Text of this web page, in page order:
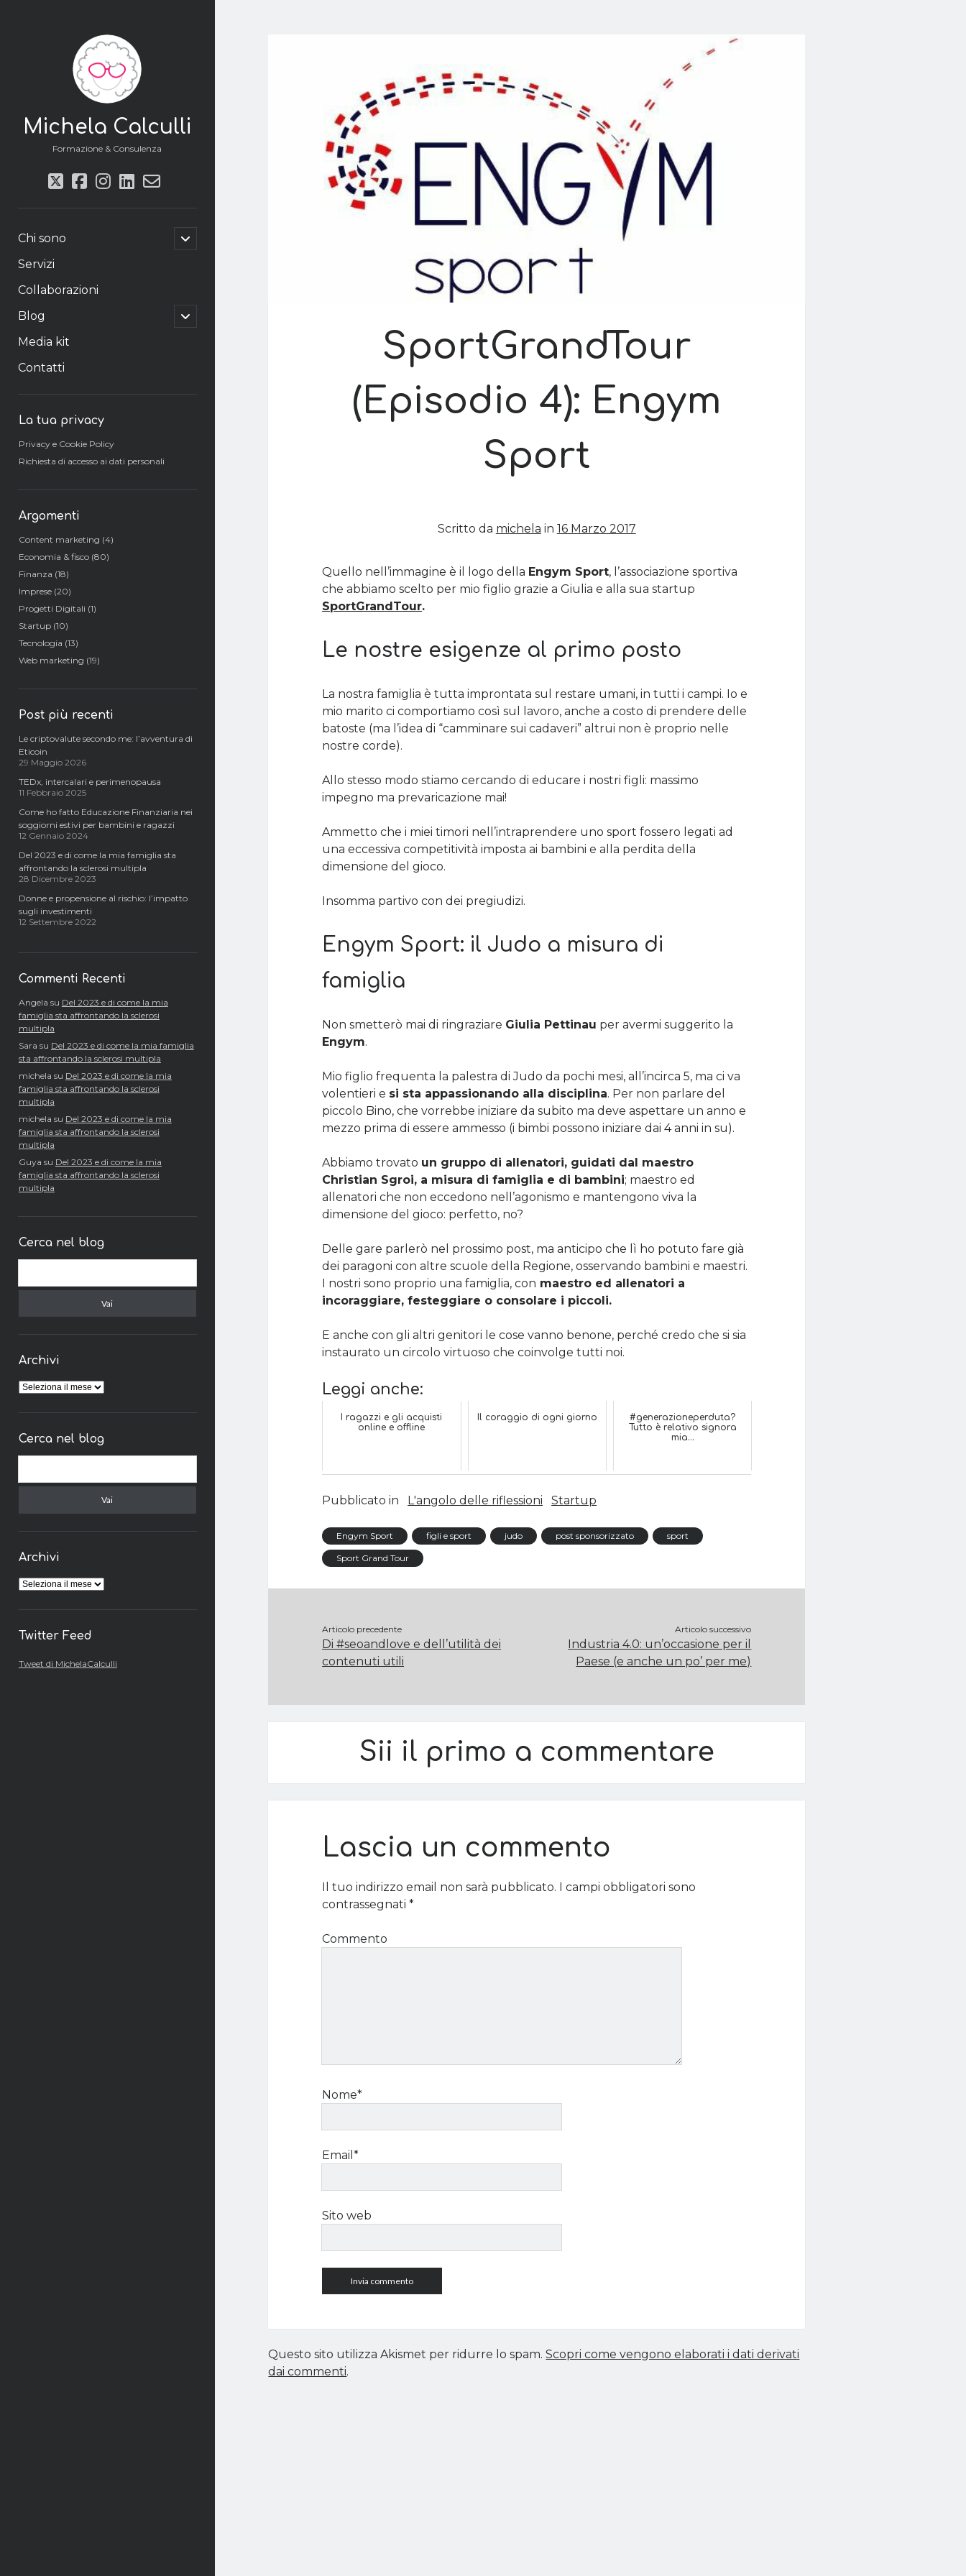
Michela Calculli
Formazione & Consulenza
twitter
facebook
instagram
linkedin
email-
Chi sono
apri
il
Servizi
Collaborazioni
Blog
apri
il
Media kit
Contatti
laterale
La tua privacy
Privacy e Cookie Policy
Richiesta di accesso ai dati personali
Argomenti
Content marketing (4)
Economia & fisco(80)
Finanza (18)
Imprese(20)
Progetti Digitali (1)
Startup(10)
Tecnologia (13)
Web marketing (19)
Post più recenti
Le criptovalute secondo me: l’avventura di
Eticoin
29 Maggio 2026
TEDx, intercalari e perimenopausa
11 Febbraio 2025
Come ho fatto Educazione Finanziaria nei
soggiorni estivi per bambini e ragazzi
12 Gennaio 2024
Del 2023 e di come la mia famiglia sta
affrontando la sclerosi multipla
28 Dicembre 2023
Donne e propensione al rischio: l’impatto
sugli investimenti
12 Settembre 2022
Commenti Recenti
Angela su Del 2023 e di come la mia
famiglia sta affrontando la sclerosi
multipla
Sara su Del 2023 e di come la mia famiglia
sta affrontando la sclerosi multipla
michela su Del 2023 e di come la mia
famiglia sta affrontando la sclerosi
multipla
michela su Del 2023 e di come la mia
famiglia sta affrontando la sclerosi
multipla
Guya su Del 2023 e di come la mia
famiglia sta affrontando la sclerosi
multipla
Cerca nel blog
Archivi
Archivi
Cerca nel blog
Archivi
Archivi
Twitter Feed
Tweet di MichelaCalculli
SportGrandTour
(Episodio 4): Engym
Sport
Scritto da michela in 16 Marzo 2017
Quello nell’immagine è il logo della Engym Sport, l’associazione sportiva
che abbiamo scelto per mio figlio grazie a Giulia e alla sua startup
SportGrandTour.
Le nostre esigenze al primo posto
La nostra famiglia è tutta improntata sul restare umani, in tutti i campi. Io e
mio marito ci comportiamo così sul lavoro, anche a costo di prendere delle
batoste (ma l’idea di “camminare sui cadaveri” altrui non è proprio nelle
nostre corde).
Allo stesso modo stiamo cercando di educare i nostri figli: massimo
impegno ma prevaricazione mai!
Ammetto che i miei timori nell’intraprendere uno sport fossero legati ad
una eccessiva competitività imposta ai bambini e alla perdita della
dimensione del gioco.
Insomma partivo con dei pregiudizi.
Engym Sport: il Judo a misura di
famiglia
Non smetterò mai di ringraziare Giulia Pettinau per avermi suggerito la
Engym.
Mio figlio frequenta la palestra di Judo da pochi mesi, all’incirca 5, ma ci va
volentieri e si sta appassionando alla disciplina. Per non parlare del
piccolo Bino, che vorrebbe iniziare da subito ma deve aspettare un anno e
mezzo prima di essere ammesso (i bimbi possono iniziare dai 4 anni in su).
Abbiamo trovato un gruppo di allenatori, guidati dal maestro
Christian Sgroi, a misura di famiglia e di bambini; maestro ed
allenatori che non eccedono nell’agonismo e mantengono viva la
dimensione del gioco: perfetto, no?
Delle gare parlerò nel prossimo post, ma anticipo che lì ho potuto fare già
dei paragoni con altre scuole della Regione, osservando bambini e maestri.
I nostri sono proprio una famiglia, con maestro ed allenatori a
incoraggiare, festeggiare o consolare i piccoli.
E anche con gli altri genitori le cose vanno benone, perché credo che si sia
instaurato un circolo virtuoso che coinvolge tutti noi.
Leggi anche:
I ragazzi e gli acquisti
online e offline
Il coraggio di ogni giorno
#generazioneperduta?
Tutto è relativo signora
mia...
Pubblicato in L'angolo delle riflessioni Startup
Engym Sport figli e sport judo post sponsorizzato sport
Sport Grand Tour
Articolo precedente
Di #seoandlove e dell’utilità dei
contenuti utili
Articolo successivo
Industria 4.0: un’occasione per il
Paese (e anche un po’ per me)
Sii il primo a commentare
Lascia un commento
Il tuo indirizzo email non sarà pubblicato.
I campi obbligatori sono
contrassegnati*
Commento
Nome*
Email*
Sito web
Questo sito utilizza Akismet per ridurre lo spam.Scopri come vengono elaborati i dati derivati
dai commenti.